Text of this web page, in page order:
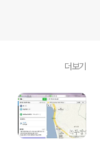
더보기